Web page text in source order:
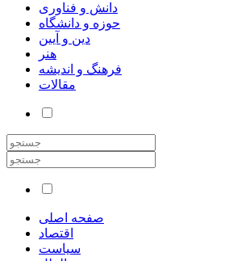
دانش و فناوری
حوزه و دانشگاه
دین و آیین
هنر
فرهنگ و اندیشه
مقالات
صفحه اصلی
اقتصاد
سیاست